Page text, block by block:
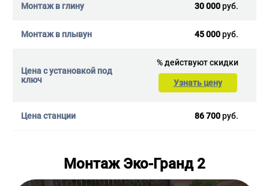
30 000руб.
45 000руб.
%действуют скидки
Узнать цену
86 700руб.
Монтаж Эко-Гранд 2